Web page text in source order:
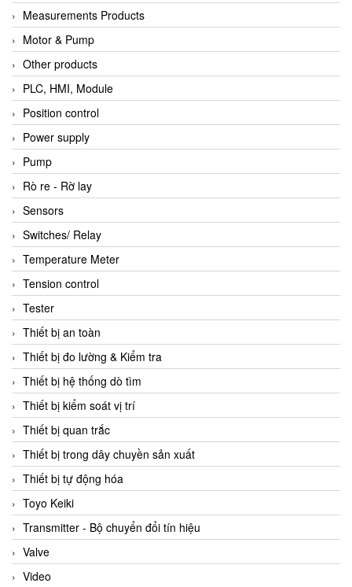
Measurements Products
Motor & Pump
Other products
PLC, HMI, Module
Position control
Power supply
Pump
Rò re - Rờ lay
Sensors
Switches/ Relay
Temperature Meter
Tension control
Tester
Thiết bị an toàn
Thiết bị đo lường & Kiểm tra
Thiết bị hệ thống dò tìm
Thiết bị kiểm soát vị trí
Thiết bị quan trắc
Thiết bị trong dây chuyền sản xuất
Thiết bị tự động hóa
Toyo Keiki
Transmitter - Bộ chuyển đổi tín hiệu
Valve
Video